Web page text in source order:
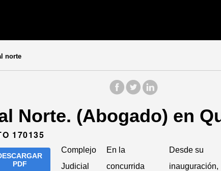
norte
Norte. (Abogado) en
170135
PDF
Complejo
Judicial
En la
concurrida
Desde su
inauguración,